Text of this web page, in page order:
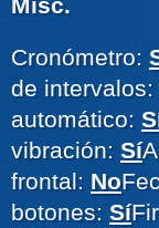
Cronómetro:
de intervalos:
automático:
vibración: Sí
frontal: No
botones: Sí